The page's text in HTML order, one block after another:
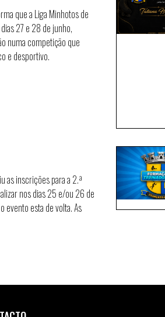
que a Liga Minhotos de
27 e 28 de junho,
numa competição que
e desportivo.
as inscrições para a 2.ª
nos dias 25 e/ou 26 de
evento esta de volta. As